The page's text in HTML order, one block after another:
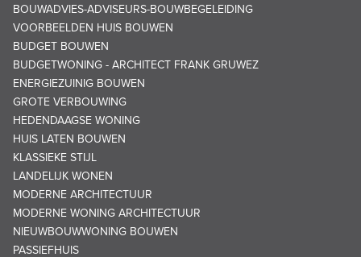
BOUWADVIES-ADVISEURS-BOUWBEGELEIDING
VOORBEELDEN HUIS BOUWEN
BUDGET BOUWEN
BUDGETWONING - ARCHITECT FRANK GRUWEZ
ENERGIEZUINIG BOUWEN
GROTE VERBOUWING
HEDENDAAGSE WONING
HUIS LATEN BOUWEN
KLASSIEKE STIJL
LANDELIJK WONEN
MODERNE ARCHITECTUUR
MODERNE WONING ARCHITECTUUR
NIEUWBOUWWONING BOUWEN
PASSIEFHUIS